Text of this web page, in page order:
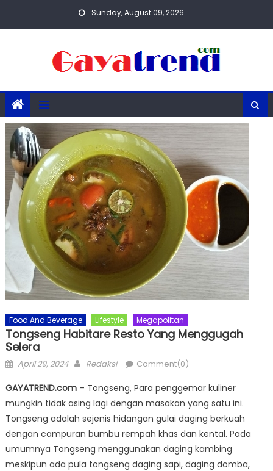
Sunday, August 09, 2026
Food And Beverage Lifestyle Megapolitan
Tongseng Habitare Resto Yang Menggugah
Selera
Posted
April 29, 2024 Author
Redaksi Comment(0)
GAYATREND.com– Tongseng, Para penggemar kuliner
mungkin tidak asing lagi dengan masakan yang satu ini.
Tongseng adalah sejenis hidangan gulai daging berkuah
dengan campuran bumbu rempah khas dan kental. Pada
umumnya Tongseng menggunakan daging kambing
meskipun ada pula tongseng daging sapi, daging domba,